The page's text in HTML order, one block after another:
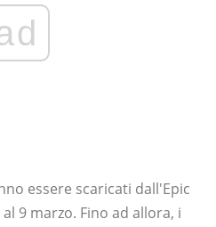
essere scaricati dall'Epic
9 marzo. Fino ad allora, i